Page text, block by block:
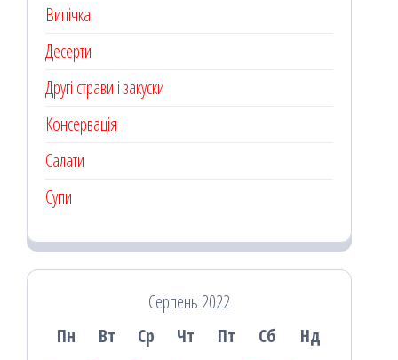
Випічка
Десерти
Другі страви і закуски
Консервація
Салати
Супи
Серпень 2022
Пн
Вт Ср Чт Пт Сб
Нд